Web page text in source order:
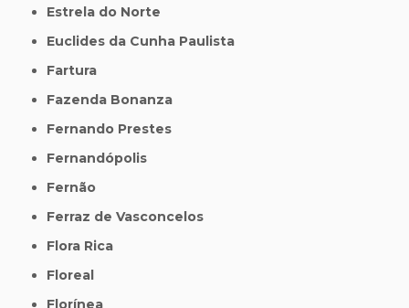
Estrela do Norte
Euclides da Cunha Paulista
Fartura
Fazenda Bonanza
Fernando Prestes
Fernandópolis
Fernão
Ferraz de Vasconcelos
Flora Rica
Floreal
Florínea